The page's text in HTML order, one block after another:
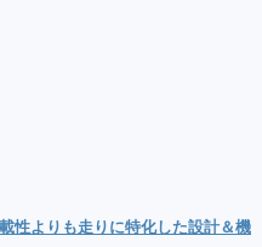
性よりも走りに特化した設計＆機